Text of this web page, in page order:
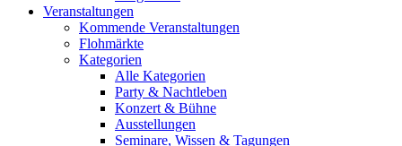
Veranstaltungen
Kommende Veranstaltungen
Flohmärkte
Kategorien
Alle Kategorien
Party & Nachtleben
Konzert & Bühne
Ausstellungen
Seminare, Wissen & Tagungen